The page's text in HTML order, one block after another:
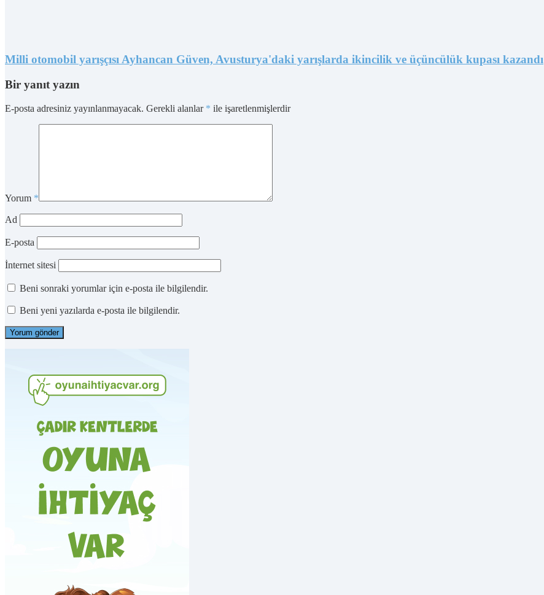
Milli otomobil yarışçısı Ayhancan Güven, Avusturya'daki yarışlarda ikincilik ve üçüncülük kupası kazandı
Bir yanıt yazın
E-posta adresiniz yayınlanmayacak. Gerekli alanlar * ile işaretlenmişlerdir
Yorum *
Ad
E-posta
İnternet sitesi
Beni sonraki yorumlar için e-posta ile bilgilendir.
Beni yeni yazılarda e-posta ile bilgilendir.